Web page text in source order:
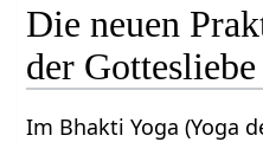
Die neuen
der Gottesliebe
Im Bhakti Yoga (Yoga